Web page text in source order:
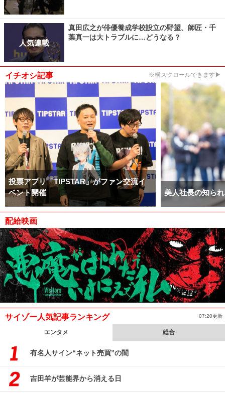
人気連載
真田広之が俳優養成学校設立の野望、師匠・千
葉真一は大トラブルに…どうなる？
イチオシ記事 ※横スクロールできます▶
投票アプリ「TIPSTAR」がファン交流イ
ベント開催
美人社長の知ら
配給映画
サイゾー人気記事ランキング 07:20更新
エンタメ 総合
有名人サイン“ネット売買”の闇
吉田羊が芸能界から消える日